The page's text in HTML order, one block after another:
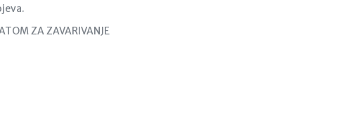
ZA ZAVARIVANJE